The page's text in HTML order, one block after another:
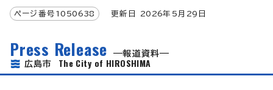
ページ番号 1050638 更新日 2026年5月 29 日
Press Release
報道資料
広島市 The City of HIROSHIMA